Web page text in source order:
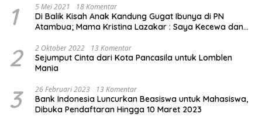
1 5 Mei 2021 18 Komentar
Di Balik Kisah Anak Kandung Gugat Ibunya di PN
Atambua; Mama Kristina Lazakar : Saya Kecewa dan
2 2 Oktober 2022 13 Komentar
Sejumput Cinta dari Kota Pancasila untuk Lomblen
Mania
3 26 Februari 2023 13 Komentar
Bank Indonesia Luncurkan Beasiswa untuk Mahasiswa,
Dibuka Pendaftaran Hingga 10 Maret 2023